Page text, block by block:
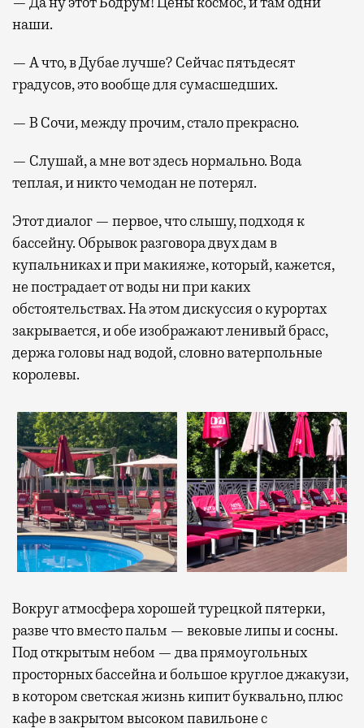
наши.
— А что, в Дубае лучше? Сейчас пятьдесят
градусов, это вообще для сумасшедших.
— В Сочи, между прочим, стало прекрасно.
— Слушай, а мне вот здесь нормально. Вода
теплая, и никто чемодан не потерял.
Этот диалог — первое, что слышу, подходя к
бассейну. Обрывок разговора двух дам в
купальниках и при макияже, который, кажется,
не пострадает от воды ни при каких
обстоятельствах. На этом дискуссия о курортах
закрывается, и обе изображают ленивый брасс,
держа головы над водой, словно ватерпольные
королевы.
Вокруг атмосфера хорошей турецкой пятерки,
разве что вместо пальм — вековые липы и сосны.
Под открытым небом — два прямоугольных
просторных бассейна и большое круглое джакузи,
в котором светская жизнь кипит буквально, плюс
кафе в закрытом высоком павильоне с